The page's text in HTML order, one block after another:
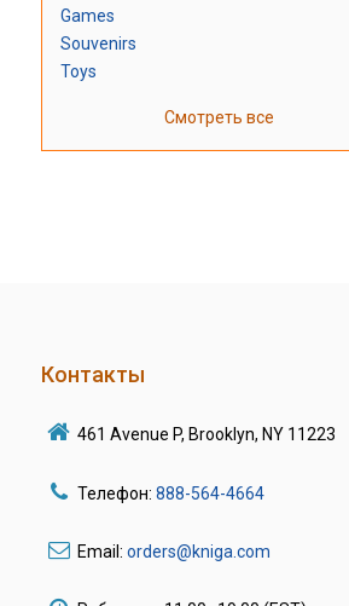
Games
Souvenirs
Toys
Смотреть все
Контакты
461 Avenue P, Brooklyn, NY 11223
Телефон: 888-564-4664
Email: orders@kniga.com